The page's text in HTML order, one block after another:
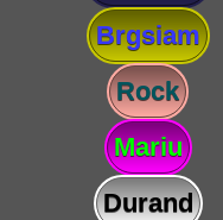
Brgsiam
Rock
Mariu
Durand